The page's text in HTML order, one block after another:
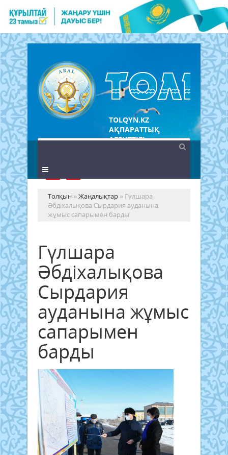
TOLQYN.KZ
АҚПАРАТТЫҚ
АГЕНТТІГІ
Толқын »Жаңалықтар » Гүлшара
Әбдіхалықова Сырдария ауданына
жұмыс сапарымен барды
Гүлшара
Әбдіхалықова
Сырдария
ауданына жұмыс
сапарымен
барды